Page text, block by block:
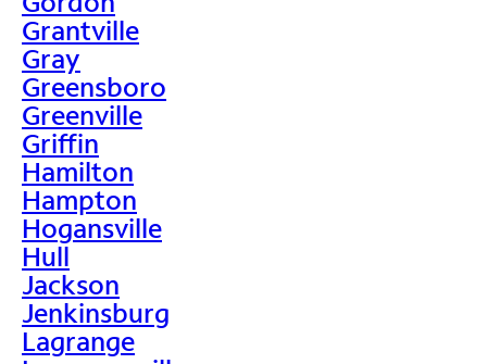
Grantville
Gray
Greensboro
Greenville
Griffin
Hamilton
Hampton
Hogansville
Hull
Jackson
Jenkinsburg
Lagrange